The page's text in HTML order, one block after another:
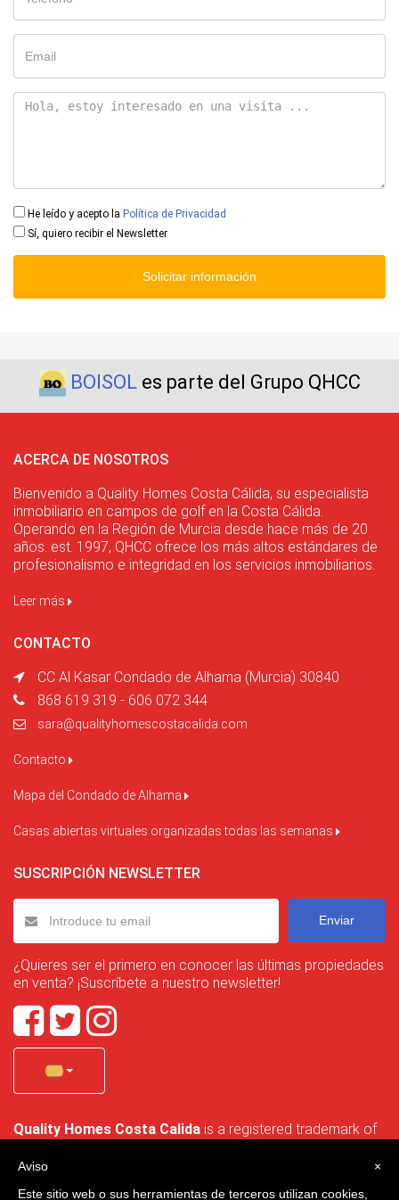
He leído y acepto la Política de Privacidad
Sí, quiero recibir el Newsletter
Solicitar información
BOISOLes parte del Grupo QHCC
ACERCA DE NOSOTROS
Bienvenido a Quality Homes Costa Cálida, su especialista
inmobiliario en campos de golf en la Costa Cálida.
Operando en la Región de Murcia desde hace más de 20
años. est. 1997, QHCC ofrece los más altos estándares de
profesionalismo e integridad en los servicios inmobiliarios.
Leer más
CONTACTO
CC Al Kasar Condado de Alhama (Murcia) 30840
868 619 319 - 606 072 344
sara@qualityhomescostacalida.com
Contacto
Mapa del Condado de Alhama
Casas abiertas virtuales organizadas todas las semanas
SUSCRIPCIÓN NEWSLETTER
Enviar
¿Quieres ser el primero en conocer las últimas propiedades
en venta? ¡Suscríbete a nuestro newsletter!
Quality Homes Costa Calida is a registered trademark of
no. B-30750053 and address: Bella Luz 07-05, 30389 La
×
Aviso
Este sitio web o sus herramientas de terceros utilizan cookies,